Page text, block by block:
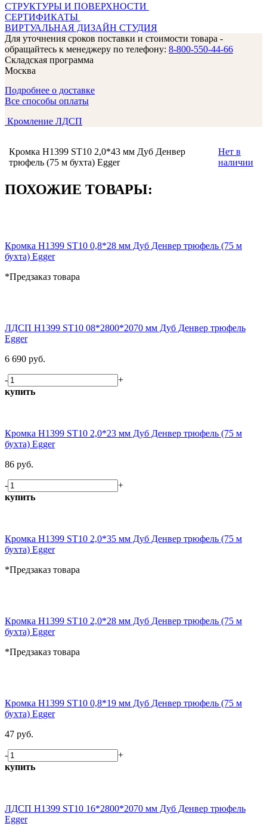
СТРУКТУРЫ И ПОВЕРХНОСТИ
СЕРТИФИКАТЫ
ВИРТУАЛЬНАЯ ДИЗАЙН СТУДИЯ
Для уточнения сроков поставки и стоимости товара -
обращайтесь к менеджеру по телефону: 8-800-550-44-66
Складская программа
Москва
Подробнее о доставке
Все способы оплаты
Кромление ЛДСП
Кромка H1399 ST10 2,0*43 мм Дуб Денвер
трюфель (75 м бухта) Egger
Нет в
наличии
ПОХОЖИЕ ТОВАРЫ:
Кромка H1399 ST10 0,8*28 мм Дуб Денвер трюфель (75 м
бухта) Egger
*Предзаказ товара
ЛДСП H1399 ST10 08*2800*2070 мм Дуб Денвер трюфель
Egger
6 690 руб.
-
+
купить
Кромка H1399 ST10 2,0*23 мм Дуб Денвер трюфель (75 м
бухта) Egger
86 руб.
-
+
купить
Кромка H1399 ST10 2,0*35 мм Дуб Денвер трюфель (75 м
бухта) Egger
*Предзаказ товара
Кромка H1399 ST10 2,0*28 мм Дуб Денвер трюфель (75 м
бухта) Egger
*Предзаказ товара
Кромка H1399 ST10 0,8*19 мм Дуб Денвер трюфель (75 м
бухта) Egger
47 руб.
-
+
купить
ЛДСП H1399 ST10 16*2800*2070 мм Дуб Денвер трюфель
Egger